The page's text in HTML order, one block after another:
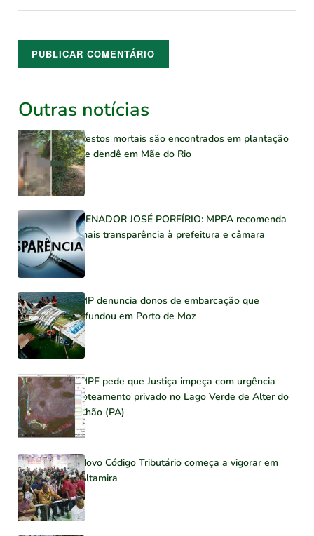
Outras notícias
Restos mortais são encontrados em plantação
de dendê em Mãe do Rio
SENADOR JOSÉ PORFÍRIO: MPPA recomenda
mais transparência à prefeitura e câmara
MP denuncia donos de embarcação que
afundou em Porto de Moz
MPF pede que Justiça impeça com urgência
loteamento privado no Lago Verde de Alter do
Chão (PA)
Novo Código Tributário começa a vigorar em
Altamira